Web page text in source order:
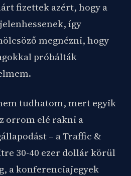
fizettek azért, hogy a
így
megnézni, hogy
próbálták
tudhatom, mert egyik
orrom elé rakni a
– a Traffic &
30-40 ezer dollár körül
a konferenciajegyek